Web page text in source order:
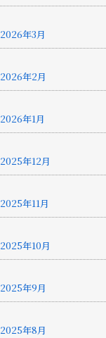
2026年3月
2026年2月
2026年1月
2025年12月
2025年11月
2025年10月
2025年9月
2025年8月